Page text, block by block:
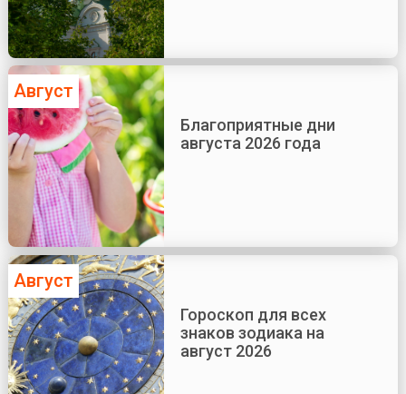
Август
Благоприятные дни
августа 2026 года
Август
Гороскоп для всех
знаков зодиака на
август 2026